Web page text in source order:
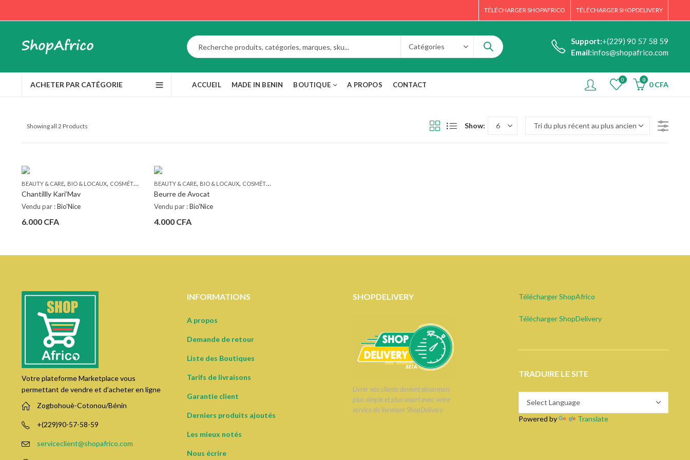
TÉLÉCHARGER SHOPAFRICO TÉLÉCHARGER SHOPDELIVERY
Support:+(229) 90 57 58 59
Email:infos@shopafrico.com
ACHETER PAR CATÉGORIE ACCUEIL MADE IN BENIN BOUTIQUE A PROPOS CONTACT
0 0
0CFA
Showing all 2 ProductsTrié
ancien
Show:
BEAUTY & CARE, BIO & LOCAUX, COSMÉTIQUE ET HYGIÈNE , MADE IN BENIN
Chantillly Kari’Mav
Vendu par :Bio'Nice
6.000 CFA
BEAUTY & CARE, BIO & LOCAUX, COSMÉTIQUE ET HYGIÈNE
Beurre de Avocat
Vendu par :Bio'Nice
4.000 CFA
Votre plateforme Marketplace vous
permettant de vendre et d’acheter en ligne
Zogbohouè-Cotonou/Bénin
+(229)90-57-58-59
serviceclient@shopafrico.com
INFORMATIONS
A propos
Demande de retour
Liste des Boutiques
Tarifs de livraisons
Garantie client
Derniers produits ajoutés
Les mieux notés
Nous écrire
SHOPDELIVERY
Livrer vos clients devient désormais
plus simple et plus smart avec votre
service de livraison ShopDelivery
Télécharger ShopAfrico
Télécharger ShopDelivery
TRADUIRE LE SITE
Powered by Translate